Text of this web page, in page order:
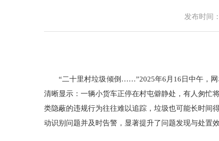
发布时间
“二十里村垃圾倾倒……”2025年6月16日中午，
清晰显示：一辆小货车正停在村屯僻静处，有人匆忙
类隐蔽的违规行为往往难以追踪，垃圾也可能长时间
动识别问题并及时告警，显著提升了问题发现与处置